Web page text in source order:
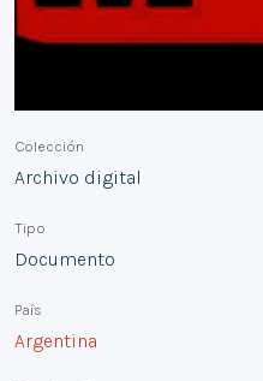
Colección
Archivo digital
Tipo
Documento
País
Argentina